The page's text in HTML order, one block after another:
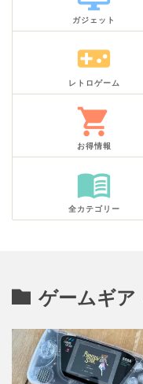
ガジェット
videogame_asset
レトロゲーム
shopping_cart
お得情報
menu_book
全カテゴリー
ゲームギア